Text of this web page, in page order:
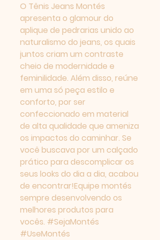
O Tênis Jeans Montés
apresenta o glamour do
aplique de pedrarias unido ao
naturalismo do jeans, os quais
juntos criam um contraste
cheio de modernidade e
feminilidade. Além disso, reúne
em uma só peça estilo e
conforto, por ser
confeccionado em material
de alta qualidade que ameniza
os impactos do caminhar. Se
você buscava por um calçado
prático para descomplicar os
seus looks do dia a dia, acabou
de encontrar!Equipe montés
sempre desenvolvendo os
melhores produtos para
vocês. #SejaMontés
#UseMontés
Your 14 days trial has
expired.
The trial's over, but the show must go
on! 🎬 Upgrade now to keep your web
masterpiece in the spotlight.